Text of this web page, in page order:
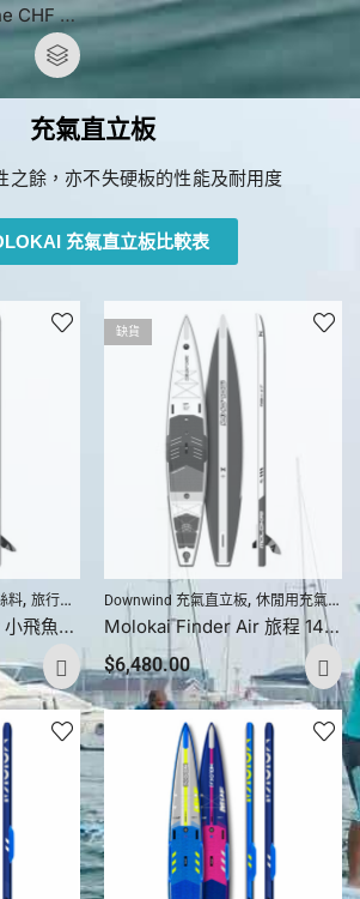
2025 Molokai Prone CHF (冠軍碳纖) 直立板 / 槳板硬板
充氣直立板
之餘，亦不失硬板的性能及耐用度
充氣直立板比較表
料, 旅行充氣直立板 ,春季大減價,直立板產品,競速比
Molokai Striker Air 小飛魚專業競速 14’0″ X 23″ RDS
缺貨
Downwind 充氣直立板, 休閒用充氣直立板
Molokai Finder Air 旅程 14′ X 27″ RDS
$6,480.00